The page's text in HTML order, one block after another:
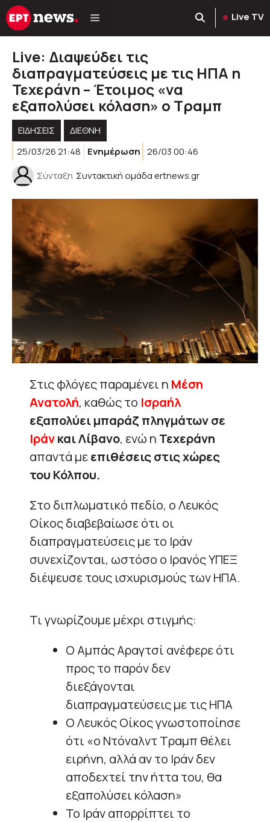
Μετάβαση
σε
Live TV
Live: Διαψεύδει τις
διαπραγματεύσεις με τις ΗΠΑ η
Τεχεράνη – Έτοιμος «να
εξαπολύσει κόλαση» ο Τραμπ
ΕΙΔΗΣΕΙΣ
ΔΙΕΘΝΗ
25/03/26 21:48
Ενημέρωση 26/03 00:46
Σύνταξη Συντακτική ομάδα ertnews.gr
Στις φλόγες παραμένει η Μέση
Ανατολή, καθώς το Ισραήλ
εξαπολύει μπαράζ πληγμάτων σε
Ιράνκαι Λίβανο, ενώ η Τεχεράνη
απαντά μεεπιθέσεις στις χώρες
του Κόλπου.
Στο διπλωματικό πεδίο, ο Λευκός
Οίκος διαβεβαίωσε ότι οι
διαπραγματεύσεις με το Ιράν
συνεχίζονται, ωστόσο ο Ιρανός ΥΠΕΞ
διέψευσε τους ισχυρισμούς των ΗΠΑ.
Τι γνωρίζουμε μέχρι στιγμής:
Ο Αμπάς Αραγτσί ανέφερε ότι
προς το παρόν δεν
διεξάγονται
διαπραγματεύσεις με τις ΗΠΑ
Ο Λευκός Οίκος γνωστοποίησε
ότι «ο Ντόναλντ Τραμπ θέλει
ειρήνη, αλλά αν το Ιράν δεν
αποδεχτεί την ήττα του, θα
εξαπολύσει κόλαση»
Το Ιράν απορρίπτει το